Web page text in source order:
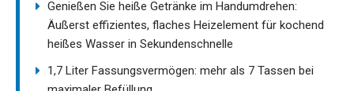
Genießen Sie heiße Getränke im Handumdrehen:
Äußerst effizientes, flaches Heizelement für kochend
heißes Wasser in Sekundenschnelle
1,7 Liter Fassungsvermögen: mehr als 7 Tassen bei